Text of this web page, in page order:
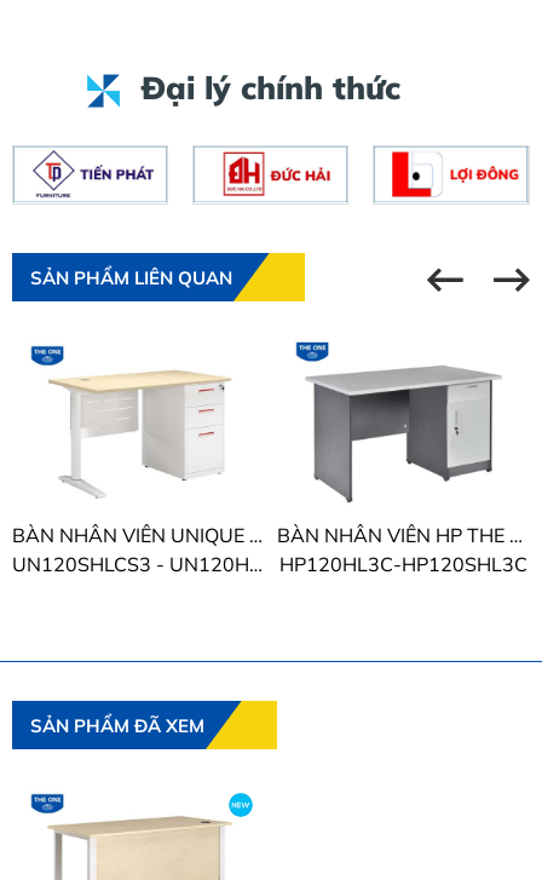
Đại lý chính thức
SẢN PHẨM LIÊN QUAN
BÀN NHÂN VIÊN UNIQUE THE ONE
UN120SHLCS3 - UN120HLCS3
BÀN NHÂN VIÊN HP THE ONE
HP120HL3C-HP120SHL3C
SẢN PHẨM ĐÃ XEM